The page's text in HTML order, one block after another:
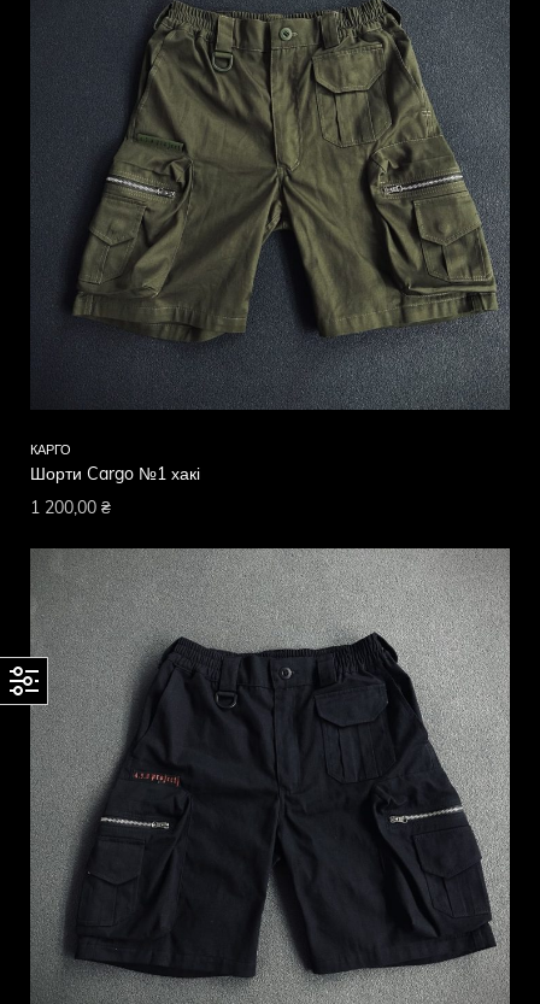
КАРГО
Шорти Cargo №1 хакі
1 200,00 ₴